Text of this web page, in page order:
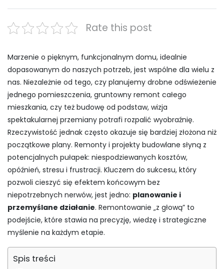
2026
Rate this post
Marzenie o pięknym, funkcjonalnym domu, idealnie
dopasowanym do naszych potrzeb, jest wspólne dla wielu z
nas. Niezależnie od tego, czy planujemy drobne odświeżenie
jednego pomieszczenia, gruntowny remont całego
mieszkania, czy też budowę od podstaw, wizja
spektakularnej przemiany potrafi rozpalić wyobraźnię.
Rzeczywistość jednak często okazuje się bardziej złożona niż
początkowe plany. Remonty i projekty budowlane słyną z
potencjalnych pułapek: niespodziewanych kosztów,
opóźnień, stresu i frustracji. Kluczem do sukcesu, który
pozwoli cieszyć się efektem końcowym bez
niepotrzebnych nerwów, jest jedno: planowanie i
przemyślane działanie. Remontowanie „z głową” to
podejście, które stawia na precyzję, wiedzę i strategiczne
myślenie na każdym etapie.
Spis treści